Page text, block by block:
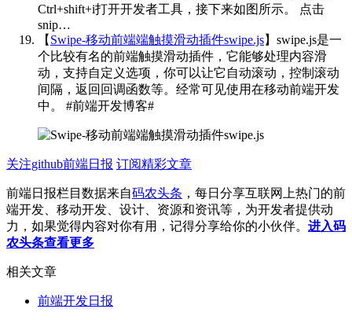
Ctrl+shift+i打开开发者工具，接下来如图所示。 点击
snip…
【 Swipe-移动前端端触摸滑动插件swipe.js】swipe.js是一
个比较有名的前端触摸滑动插件，它能够处理内容滑
动，支持自定义选项，你可以让它自动滚动，控制滚动
间隔，返回回调函数等。经常可见使用在移动前端开发
中。
#前端开发博客# ​​​
关注github前端日报 订阅精彩文章
前端日报栏目数据来自码农头条 ，每日分享互联网上热门的前
端开发、移动开发、设计、资源和资讯等，为开发者提供动
力，如果觉得内容对你有用，记得分享给你的小伙伴。 进入码
农头条查看更多
相关文章
前端开发日报